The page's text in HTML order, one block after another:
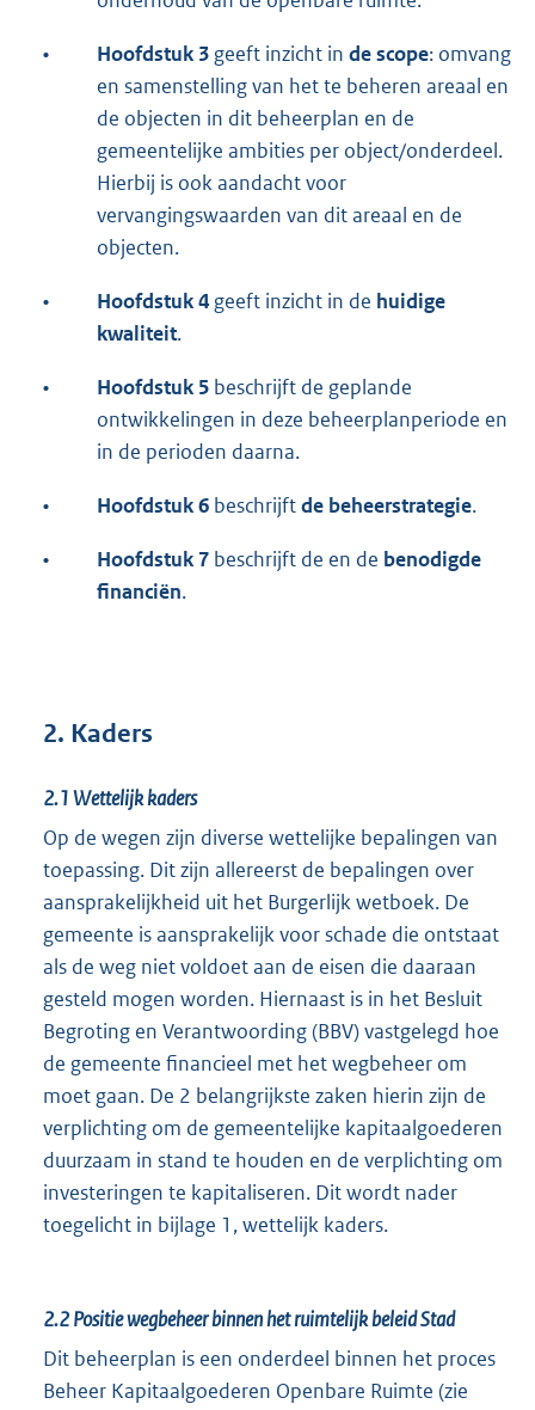
• Hoofdstuk 3 geeft inzicht in de scope: omvang
en samenstelling van het te beheren areaal en
de objecten in dit beheerplan en de
gemeentelijke ambities per object/onderdeel.
Hierbij is ook aandacht voor
vervangingswaarden van dit areaal en de
objecten.
• Hoofdstuk 4 geeft inzicht in de huidige
kwaliteit.
• Hoofdstuk 5 beschrijft de geplande
ontwikkelingen in deze beheerplanperiode en
in de perioden daarna.
• Hoofdstuk 6 beschrijftde beheerstrategie.
• Hoofdstuk 7 beschrijft de en de benodigde
financiën.
2. Kaders
2.1Wettelijk kaders
Op de wegen zijn diverse wettelijke bepalingen van
toepassing. Dit zijn allereerst de bepalingen over
aansprakelijkheid uit het Burgerlijk wetboek. De
gemeente is aansprakelijk voor schade die ontstaat
als de weg niet voldoet aan de eisen die daaraan
gesteld mogen worden. Hiernaast is in het Besluit
Begroting en Verantwoording (BBV) vastgelegd hoe
de gemeente financieel met het wegbeheer om
moet gaan. De 2 belangrijkste zaken hierin zijn de
verplichting om de gemeentelijke kapitaalgoederen
duurzaam in stand te houden en de verplichting om
investeringen te kapitaliseren. Dit wordt nader
toegelicht in bijlage 1, wettelijk kaders.
2.2Positie wegbeheer binnen het ruimtelijk beleid Stad
Dit beheerplan is een onderdeel binnen het proces
Beheer Kapitaalgoederen Openbare Ruimte (zie